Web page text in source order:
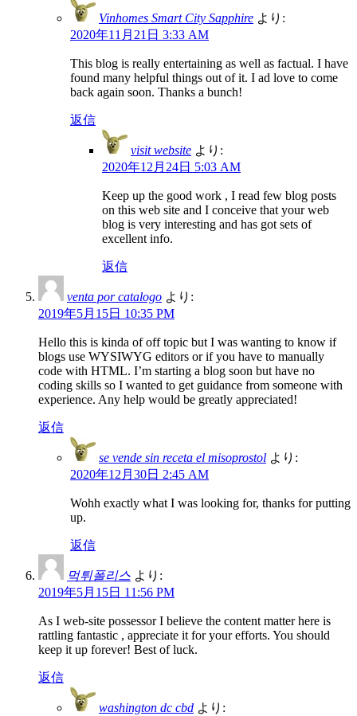
Vinhomes Smart City Sapphire より:
2020年11月21日 3:33 AM
This blog is really entertaining as well as factual. I have
found many helpful things out of it. I ad love to come
back again soon. Thanks a bunch!
返信
visit website より:
2020年12月24日 5:03 AM
Keep up the good work , I read few blog posts
on this web site and I conceive that your web
blog is very interesting and has got sets of
excellent info.
返信
venta por catalogo より:
2019年5月15日 10:35 PM
Hello this is kinda of off topic but I was wanting to know if
blogs use WYSIWYG editors or if you have to manually
code with HTML. I’m starting a blog soon but have no
coding skills so I wanted to get guidance from someone with
experience. Any help would be greatly appreciated!
返信
se vende sin receta el misoprostol より:
2020年12月30日 2:45 AM
Wohh exactly what I was looking for, thanks for putting
up.
返信
먹튀폴리스 より:
2019年5月15日 11:56 PM
As I web-site possessor I believe the content matter here is
rattling fantastic , appreciate it for your efforts. You should
keep it up forever! Best of luck.
返信
washington dc cbd より: